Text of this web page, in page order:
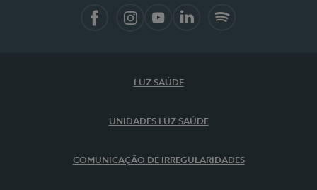
LUZ SAÚDE
UNIDADES LUZ SAÚDE
COMUNICAÇÃO DE IRREGULARIDADES